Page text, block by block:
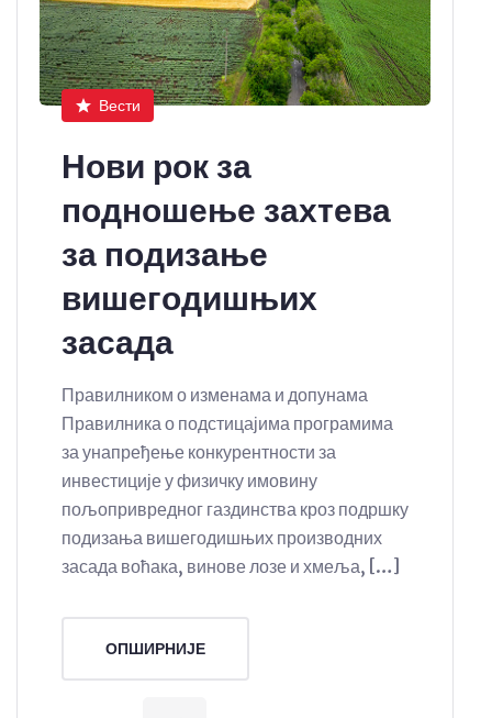
Вести
Нови рок за
подношење захтева
за подизање
вишегодишњих
засада
Правилником о изменама и допунама
Правилника о подстицајима програмима
за унапређење конкурентности за
инвестиције у физичку имовину
пољопривредног газдинства кроз подршку
подизања вишегодишњих производних
засада воћака, винове лозе и хмеља, […]
ОПШИРНИЈЕ